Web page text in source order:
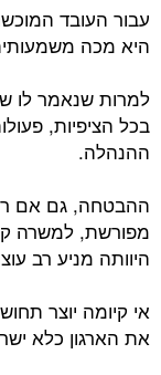
עבור העובד
היא מכה
למרות שנאמר לו
בכל הציפיות,
ההנהלה.
ההבטחה, גם אם
מפורשת, למשרה
היוותה מניע רב
אי קיומה יוצר
את הארגון כלא